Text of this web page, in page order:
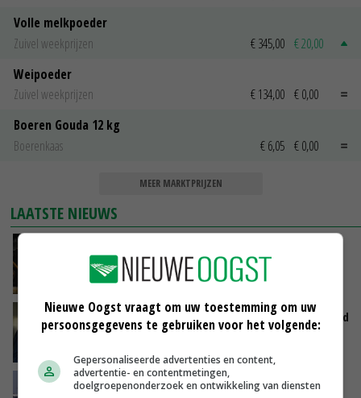
Volle melkpoeder
Zuivel weekprijzen
€ 345,00 € 20,00
Weipoeder
Zuivel weekprijzen
€ 134,00 € 0,00
Boeren Gouda 12 kg
Boerenkaas
€ 6,05 € 0,00
MEER MARKTPRIJZEN
LAATSTE NIEUWS
voorbeeld kan dienen voor sector’
VANDAAG, 06:21
Jan Vernooij stopt bij Vee&Logistiek Nederland
China scherpt importeisen voor pootgoed aan
Nieuwe Oogst vraagt om uw toestemming om uw
persoonsgegevens te gebruiken voor het volgende:
Gepersonaliseerde advertenties en content,
advertentie- en contentmetingen,
doelgroepenonderzoek en ontwikkeling van diensten